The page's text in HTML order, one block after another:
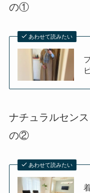
の①
あわせて読みたい
ナチュラルセン
の②
あわせて読みたい